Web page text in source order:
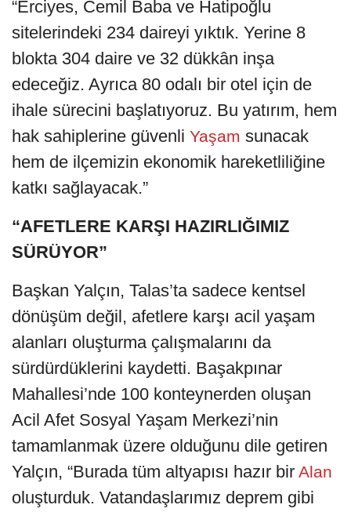
“Erciyes, Cemil Baba ve Hatipoğlu
sitelerindeki 234 daireyi yıktık. Yerine 8
blokta 304 daire ve 32 dükkân inşa
edeceğiz. Ayrıca 80 odalı bir otel için de
ihale sürecini başlatıyoruz. Bu yatırım, hem
hak sahiplerine güvenli Yaşam sunacak
hem de ilçemizin ekonomik hareketliliğine
katkı sağlayacak.”
“AFETLERE KARŞI HAZIRLIĞIMIZ
SÜRÜYOR”
Başkan Yalçın, Talas’ta sadece kentsel
dönüşüm değil, afetlere karşı acil yaşam
alanları oluşturma çalışmalarını da
sürdürdüklerini kaydetti. Başakpınar
Mahallesi’nde 100 konteynerden oluşan
Acil Afet Sosyal Yaşam Merkezi’nin
tamamlanmak üzere olduğunu dile getiren
Yalçın, “Burada tüm altyapısı hazır bir Alan
oluşturduk. Vatandaşlarımız deprem gibi